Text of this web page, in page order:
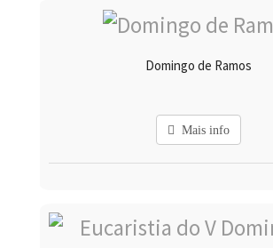
Domingo de Ramos
Mais info